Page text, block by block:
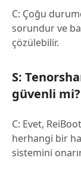
C: Çoğu
sorundur ve
çözülebilir.
S:
güvenli mi?
C: Evet,
herhangi bir
sistemini